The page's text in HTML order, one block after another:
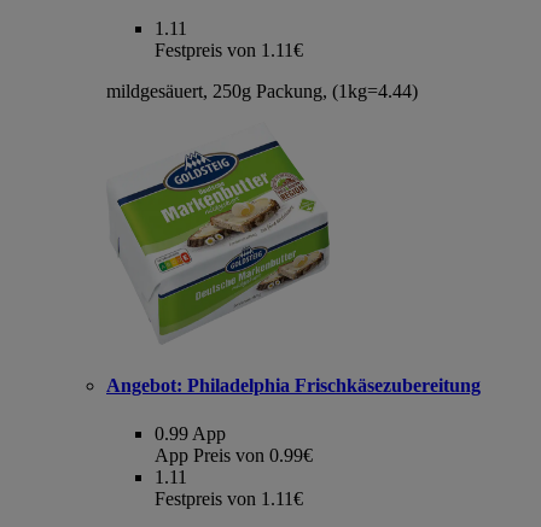
1.11
Festpreis von 1.11€
mildgesäuert, 250g Packung, (1kg=4.44)
Angebot: Philadelphia Frischkäsezubereitung
0.99 App
App Preis von 0.99€
1.11
Festpreis von 1.11€